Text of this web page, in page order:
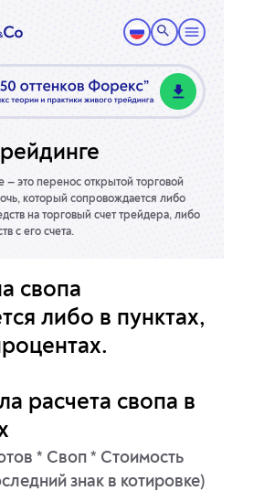
— это перенос открытой торговой
который сопровождается либо
на торговый счет трейдера, либо
с его счета.
свопа
либо в пунктах,
расчета свопа в
* Своп * Стоимость
знак в котировке)